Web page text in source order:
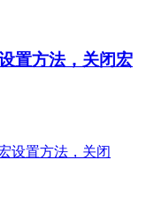
置方法，关闭宏